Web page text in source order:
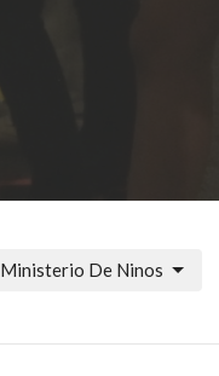
Ministerio De Ninos